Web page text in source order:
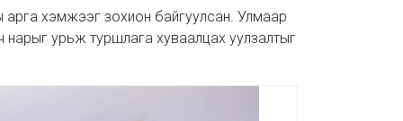
арга хэмжээг зохион байгуулсан. Улмаар
нарыг урьж туршлага хуваалцах уулзалтыг